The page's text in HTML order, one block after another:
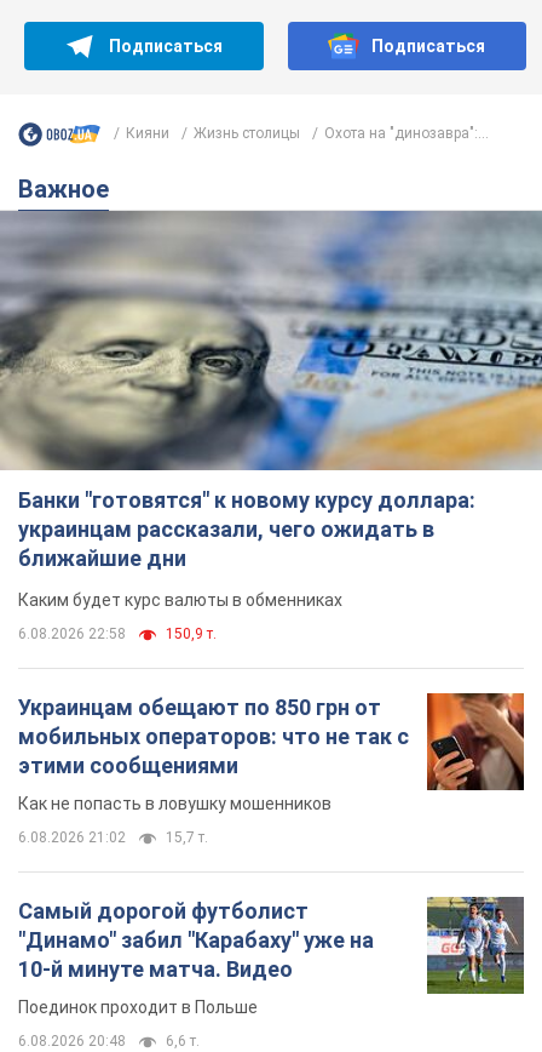
Подписаться Подписаться
Кияни Жизнь столицы Охота на "динозавра":...
Важное
Банки "готовятся" к новому курсу доллара:
украинцам рассказали, чего ожидать в
ближайшие дни
Каким будет курс валюты в обменниках
6.08.2026 22:58 150,9 т.
Украинцам обещают по 850 грн от
мобильных операторов: что не так с
этими сообщениями
Как не попасть в ловушку мошенников
6.08.2026 21:02 15,7 т.
Самый дорогой футболист
"Динамо" забил "Карабаху" уже на
10-й минуте матча. Видео
Поединок проходит в Польше
6.08.2026 20:48 6,6 т.